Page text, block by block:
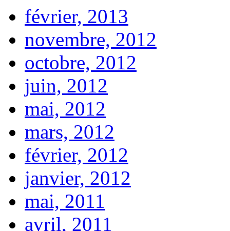
février, 2013
novembre, 2012
octobre, 2012
juin, 2012
mai, 2012
mars, 2012
février, 2012
janvier, 2012
mai, 2011
avril, 2011